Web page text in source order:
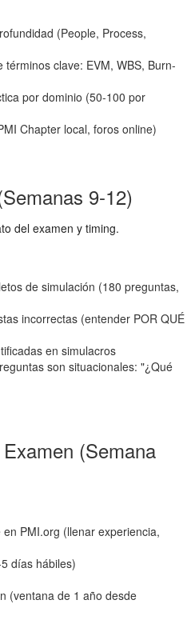
(People, Process,
clave: EVM, WBS, Burn-
por dominio (50-100 por
Chapter local, foros online)
9-12)
del examen y timing.
de simulación (180 preguntas,
incorrectas (entender POR QUÉ
en simulacros
son situacionales: "¿Qué
(Semana
PMI.org (llenar experiencia,
días hábiles)
(ventana de 1 año desde